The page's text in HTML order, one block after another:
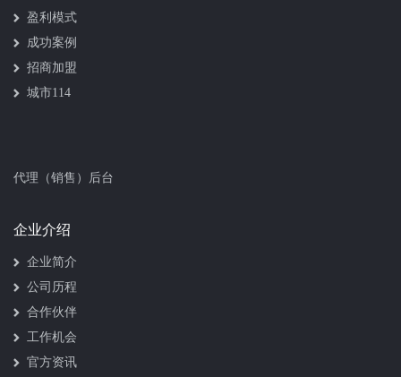
盈利模式
成功案例
招商加盟
城市114
代理（销售）后台
企业介绍
企业简介
公司历程
合作伙伴
工作机会
官方资讯